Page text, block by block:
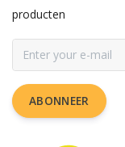
producten
ABONNEER